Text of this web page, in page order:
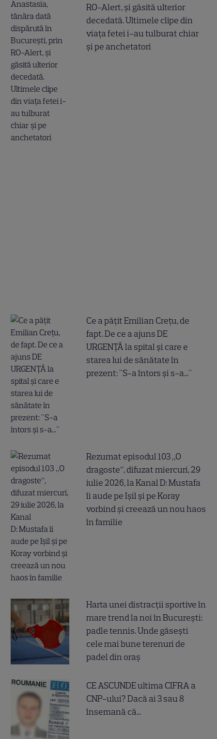
RO-Alert, și găsită ulterior
decedată. Ultimele clipe din
viața fetei i-au tulburat chiar
și pe anchetatori
Ce a pățit Emilian Crețu, de
fapt. De ce a ajuns DE
URGENȚĂ la spital și care e
starea lui de sănătate în
prezent: "S-a întors și s-a..."
Rezumat episodul 103 „O
dragoste”, difuzat miercuri, 29
iulie 2026, la Kanal D: Mustafa
îi aude pe Ișil și pe Koray
vorbind și creează un nou haos
în familie
Harta unei distracții sportive în
mare trend la noi în București:
padle tennis. Unde găsești
cele mai bune terenuri de
padel din oraș
CE ASCUNDE ultima CIFRA a
CNP-ului? Dacă ai 3 sau 8
însemană că...